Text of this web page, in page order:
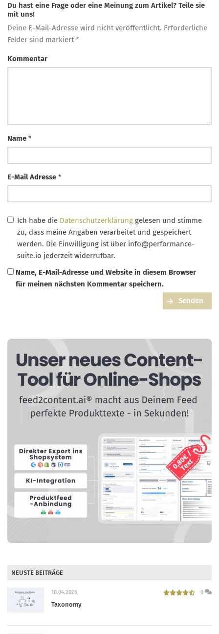
Du hast eine Frage oder eine Meinung zum Artikel? Teile sie
mit uns!
Deine E-Mail-Adresse wird nicht veröffentlicht. Erforderliche
Felder sind markiert *
Kommentar
Name *
E-Mail Adresse *
Ich habe die Datenschutzerklärung gelesen und stimme
zu, dass meine Angaben verarbeitet und gespeichert
werden. Die Einwilligung ist über info@performance-
suite.io jederzeit widerrufbar.
Name, E-Mail-Adresse und Website in diesem Browser
für meinen nächsten Kommentar speichern.
Senden
NEUSTE BEITRÄGE
10.04.2026 0
Taxonomy